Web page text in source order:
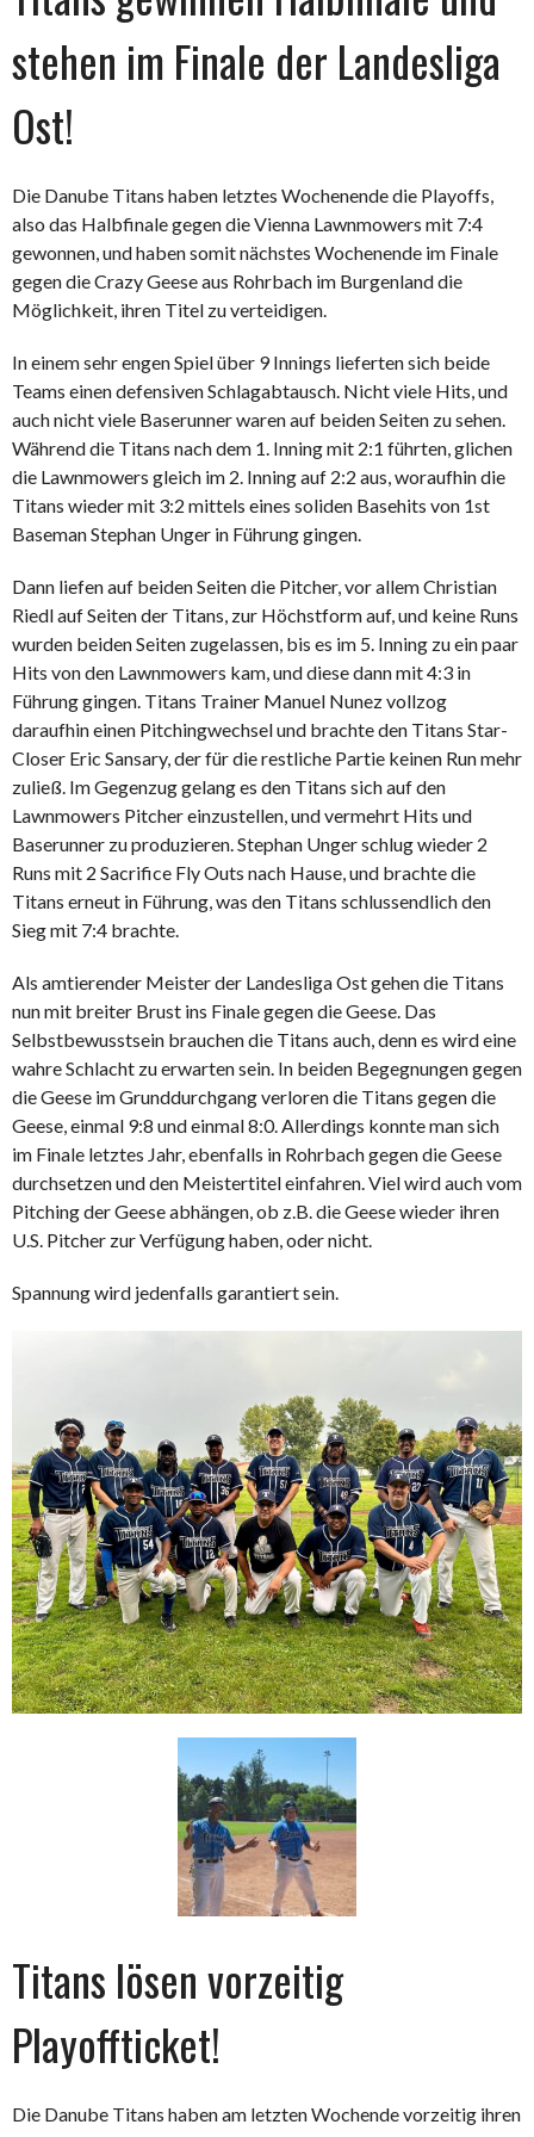
stehen im Finale der Landesliga
Ost!
Die Danube Titans haben letztes Wochenende die Playoffs,
also das Halbfinale gegen die Vienna Lawnmowers mit 7:4
gewonnen, und haben somit nächstes Wochenende im Finale
gegen die Crazy Geese aus Rohrbach im Burgenland die
Möglichkeit, ihren Titel zu verteidigen.
In einem sehr engen Spiel über 9 Innings lieferten sich beide
Teams einen defensiven Schlagabtausch. Nicht viele Hits, und
auch nicht viele Baserunner waren auf beiden Seiten zu sehen.
Während die Titans nach dem 1. Inning mit 2:1 führten, glichen
die Lawnmowers gleich im 2. Inning auf 2:2 aus, woraufhin die
Titans wieder mit 3:2 mittels eines soliden Basehits von 1st
Baseman Stephan Unger in Führung gingen.
Dann liefen auf beiden Seiten die Pitcher, vor allem Christian
Riedl auf Seiten der Titans, zur Höchstform auf, und keine Runs
wurden beiden Seiten zugelassen, bis es im 5. Inning zu ein paar
Hits von den Lawnmowers kam, und diese dann mit 4:3 in
Führung gingen. Titans Trainer Manuel Nunez vollzog
daraufhin einen Pitchingwechsel und brachte den Titans Star-
Closer Eric Sansary, der für die restliche Partie keinen Run mehr
zuließ. Im Gegenzug gelang es den Titans sich auf den
Lawnmowers Pitcher einzustellen, und vermehrt Hits und
Baserunner zu produzieren. Stephan Unger schlug wieder 2
Runs mit 2 Sacrifice Fly Outs nach Hause, und brachte die
Titans erneut in Führung, was den Titans schlussendlich den
Sieg mit 7:4 brachte.
Als amtierender Meister der Landesliga Ost gehen die Titans
nun mit breiter Brust ins Finale gegen die Geese. Das
Selbstbewusstsein brauchen die Titans auch, denn es wird eine
wahre Schlacht zu erwarten sein. In beiden Begegnungen gegen
die Geese im Grunddurchgang verloren die Titans gegen die
Geese, einmal 9:8 und einmal 8:0. Allerdings konnte man sich
im Finale letztes Jahr, ebenfalls in Rohrbach gegen die Geese
durchsetzen und den Meistertitel einfahren. Viel wird auch vom
Pitching der Geese abhängen, ob z.B. die Geese wieder ihren
U.S. Pitcher zur Verfügung haben, oder nicht.
Spannung wird jedenfalls garantiert sein.
Titans lösen vorzeitig
Playoffticket!
Die Danube Titans haben am letzten Wochende vorzeitig ihren